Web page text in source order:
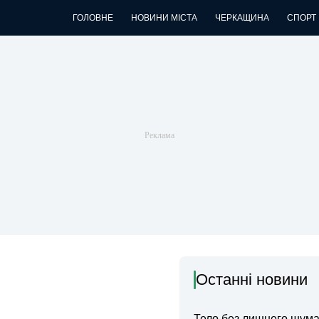
ГОЛОВНЕ НОВИНИ МІСТА ЧЕРКАЩИНА СПОРТ
Останні новини